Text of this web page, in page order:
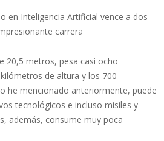
en Inteligencia Artificial vence a dos
carrera
20,5 metros, pesa casi ocho
de altura y los 700
he mencionado anteriormente, puede
tecnológicos e incluso misiles y
además, consume muy poca